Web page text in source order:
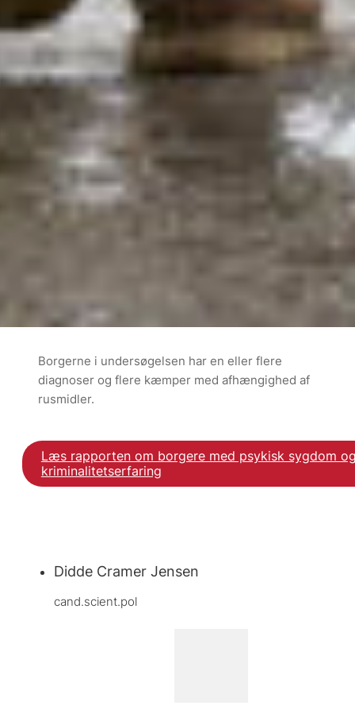
Borgerne i undersøgelsen har en eller flere
diagnoser og flere kæmper med afhængighed af
rusmidler.
Læs rapporten om borgere med psykisk sygdom
kriminalitetserfaring
Didde Cramer Jensen
cand.scient.pol